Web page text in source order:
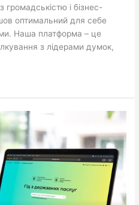
громадськістю і бізнес-
оптимальний для себе
Наша платформа – це
з лідерами думок,